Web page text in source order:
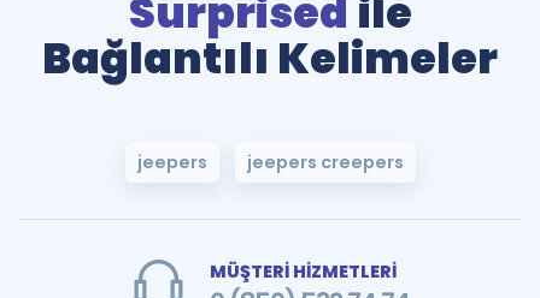
Surprised ile
Bağlantılı Kelimeler
jeepers jeepers creepers
MÜŞTERİ HİZMETLERİ